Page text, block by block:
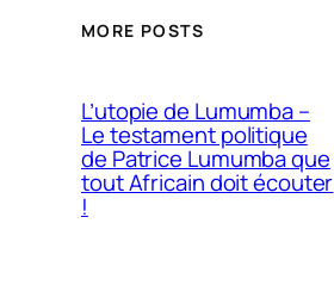
MORE POSTS
L’utopie de Lumumba –
Le testament politique
de Patrice Lumumba que
tout Africain doit écouter
!